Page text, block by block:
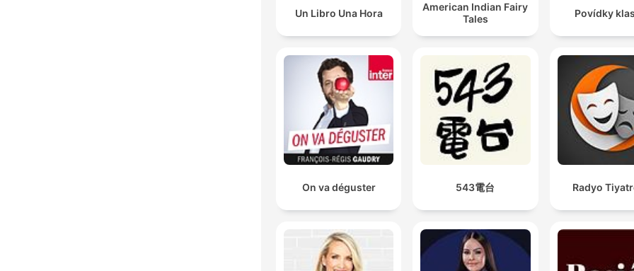
Un Libro Una Hora
American Indian Fairy
Tales
Povídky
On va déguster 543電台 Radyo